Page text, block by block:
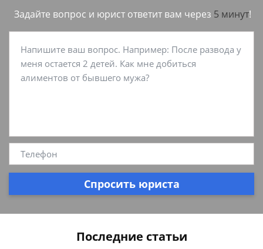
Задайте вопрос и юрист ответит вам через 5 минут!
Спросить юриста
Последние статьи